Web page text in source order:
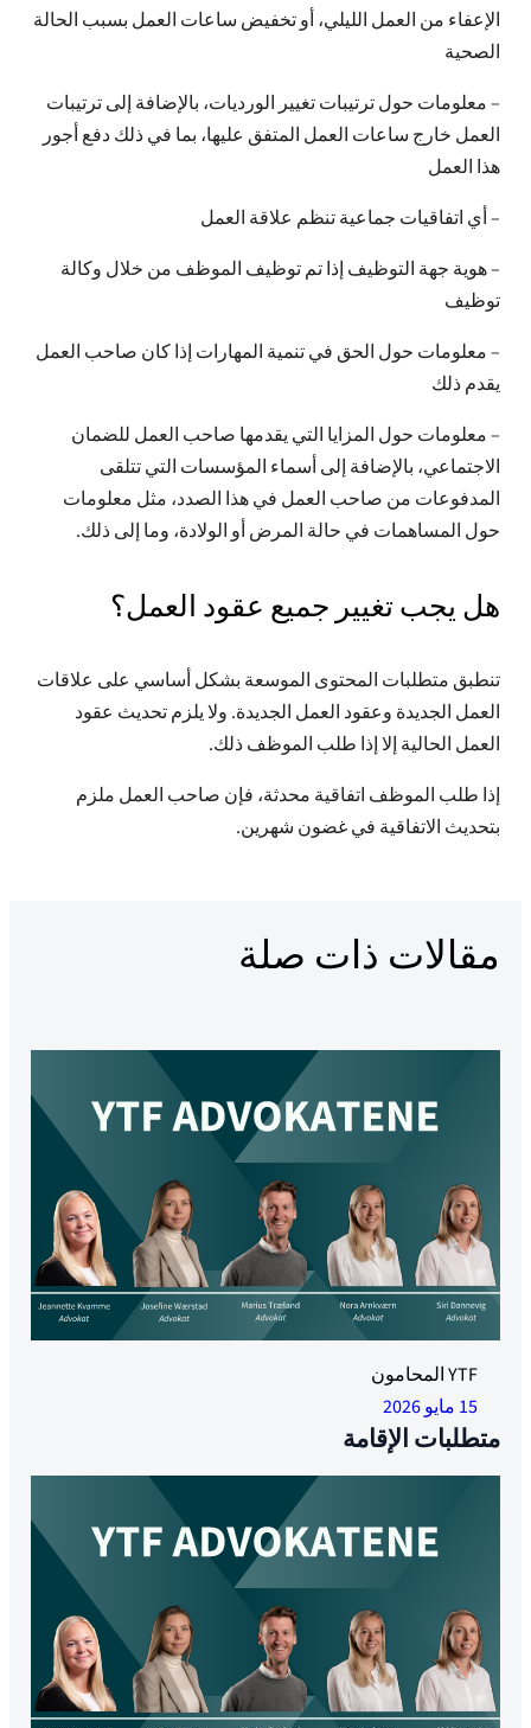
الإعفاء من العمل الليلي، أو تخفيض ساعات العمل بسبب الحالة
الصحية
– معلومات حول ترتيبات تغيير الورديات، بالإضافة إلى ترتيبات
العمل خارج ساعات العمل المتفق عليها، بما في ذلك دفع أجور
هذا العمل
– أي اتفاقيات جماعية تنظم علاقة العمل
– هوية جهة التوظيف إذا تم توظيف الموظف من خلال وكالة
توظيف
– معلومات حول الحق في تنمية المهارات إذا كان صاحب العمل
يقدم ذلك
– معلومات حول المزايا التي يقدمها صاحب العمل للضمان
الاجتماعي، بالإضافة إلى أسماء المؤسسات التي تتلقى
المدفوعات من صاحب العمل في هذا الصدد، مثل معلومات
حول المساهمات في حالة المرض أو الولادة، وما إلى ذلك.
هل يجب تغيير جميع عقود العمل؟
تنطبق متطلبات المحتوى الموسعة بشكل أساسي على علاقات
العمل الجديدة وعقود العمل الجديدة. ولا يلزم تحديث عقود
العمل الحالية إلا إذا طلب الموظف ذلك.
إذا طلب الموظف اتفاقية محدثة، فإن صاحب العمل ملزم
بتحديث الاتفاقية في غضون شهرين.
مقالات ذات صلة
YTF المحامون
15 مايو 2026
متطلبات الإقامة